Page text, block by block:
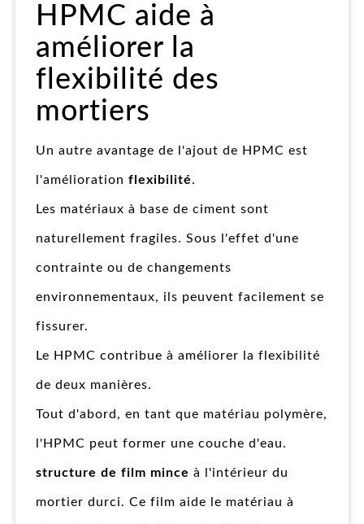
HPMC aide à
améliorer la
flexibilité des
mortiers
Un autre avantage de l'ajout de HPMC est
l'amélioration flexibilité.
Les matériaux à base de ciment sont
naturellement fragiles. Sous l'effet d'une
contrainte ou de changements
environnementaux, ils peuvent facilement se
fissurer.
Le HPMC contribue à améliorer la flexibilité
de deux manières.
Tout d'abord, en tant que matériau polymère,
l'HPMC peut former une couche d'eau.
structure de film mince à l'intérieur du
mortier durci. Ce film aide le matériau à